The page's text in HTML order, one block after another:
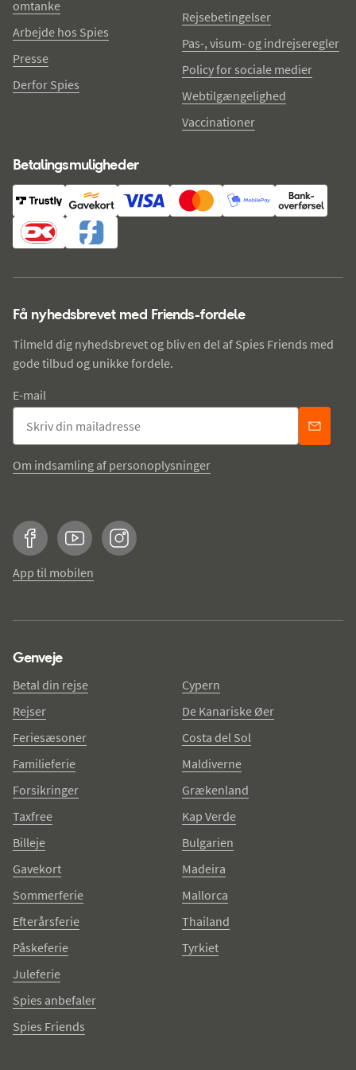
omtanke
Arbejde hos Spies
Presse
Derfor Spies
Rejsebetingelser
Pas-, visum- og indrejseregler
Policy for sociale medier
Webtilgængelighed
Vaccinationer
Betalingsmuligheder
Få nyhedsbrevet med Friends-fordele
Tilmeld dig nyhedsbrevet og bliv en del af Spies Friends med
gode tilbud og unikke fordele.
E-mail
Om indsamling af personoplysninger
FacebookYouTubeInstagram
App til mobilen
Genveje
Betal din rejse
Rejser
Feriesæsoner
Familieferie
Forsikringer
Taxfree
Billeje
Gavekort
Sommerferie
Efterårsferie
Påskeferie
Juleferie
Spies anbefaler
Spies Friends
Cypern
De Kanariske Øer
Costa del Sol
Maldiverne
Grækenland
Kap Verde
Bulgarien
Madeira
Mallorca
Thailand
Tyrkiet